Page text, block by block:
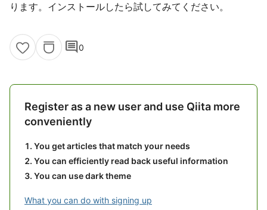
ります。インストールしたら試してみてください。
comment0
Register as a new user and use Qiita more
conveniently
You get articles that match your needs
You can efficiently read back useful information
You can use dark theme
What you can do with signing up